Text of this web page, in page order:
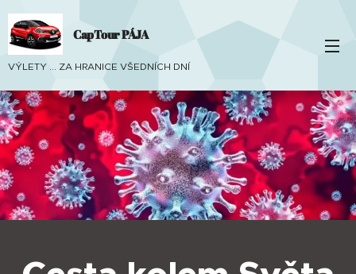
CapTour PÁJA
VÝLETY ... ZA HRANICE VŠEDNÍCH DNÍ